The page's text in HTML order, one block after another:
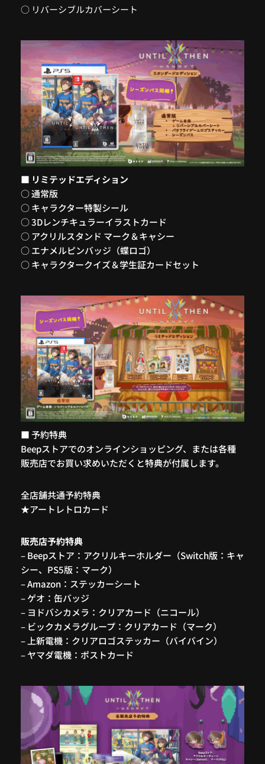
○ リバーシブルカバーシート
■ リミテッドエディション
○ 通常版
○ キャラクター特製シール
○ 3Dレンチキュラーイラストカード
○ アクリルスタンド マーク＆キャシー
○ エナメルピンバッジ（蝶ロゴ）
○ キャラクタークイズ＆学生証カードセット
■ 予約特典
Beepストアでのオンラインショッピング、または各種
販売店でお買い求めいただくと特典が付属します。
全店舗共通予約特典
★アートレトロカード
販売店予約特典
– Beepストア：アクリルキーホルダー（Switch版：キャ
シー、PS5版：マーク）
– Amazon：ステッカーシート
– ゲオ：缶バッジ
– ヨドバシカメラ：クリアカード（ニコール）
– ビックカメラグループ：クリアカード（マーク）
– 上新電機：クリアロゴステッカー（バイバイン）
– ヤマダ電機：ポストカード